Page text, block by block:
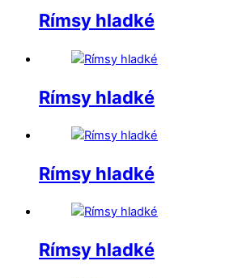
Rímsy hladké
Rímsy hladké
Rímsy hladké
Rímsy hladké